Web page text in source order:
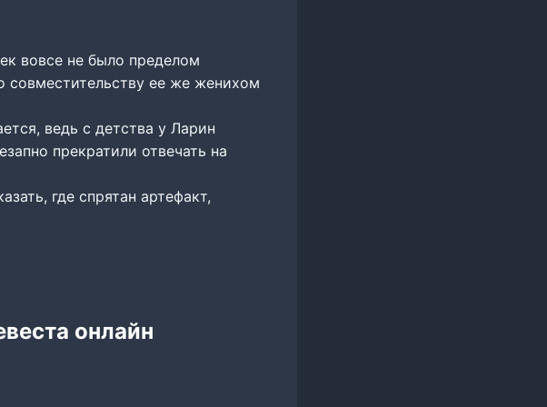
вовсе не было пределом
совместительству ее же женихом
ведь с детства у Ларин
прекратили отвечать на
где спрятан артефакт,
онлайн